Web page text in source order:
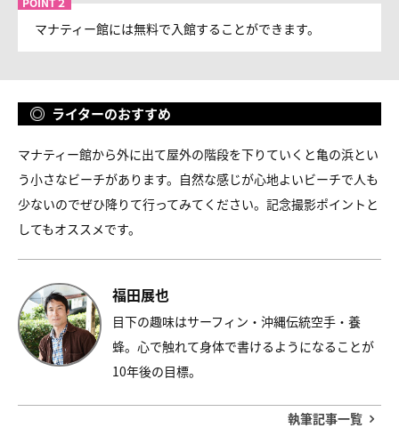
マナティー館には無料で入館することができます。
ライターのおすすめ
マナティー館から外に出て屋外の階段を下りていくと亀の浜とい
う小さなビーチがあります。自然な感じが心地よいビーチで人も
少ないのでぜひ降りて行ってみてください。記念撮影ポイントと
してもオススメです。
福田展也
目下の趣味はサーフィン・沖縄伝統空手・養
蜂。心で触れて身体で書けるようになることが
10年後の目標。
執筆記事一覧